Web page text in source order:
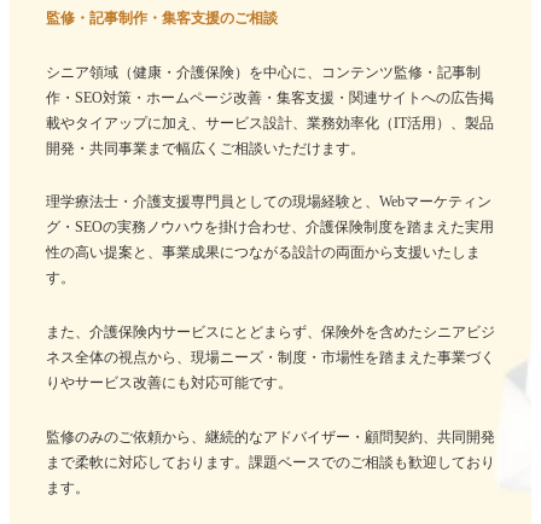
監修・記事制作・集客支援のご相談
シニア領域（健康・介護保険）を中心に、コンテンツ監修・記事制
作・SEO対策・ホームページ改善・集客支援・関連サイトへの広告掲
載やタイアップに加え、サービス設計、業務効率化（IT活用）、製品
開発・共同事業まで幅広くご相談いただけます。
理学療法士・介護支援専門員としての現場経験と、Webマーケティン
グ・SEOの実務ノウハウを掛け合わせ、介護保険制度を踏まえた実用
性の高い提案と、事業成果につながる設計の両面から支援いたしま
す。
また、介護保険内サービスにとどまらず、保険外を含めたシニアビジ
ネス全体の視点から、現場ニーズ・制度・市場性を踏まえた事業づく
りやサービス改善にも対応可能です。
監修のみのご依頼から、継続的なアドバイザー・顧問契約、共同開発
まで柔軟に対応しております。課題ベースでのご相談も歓迎しており
ます。